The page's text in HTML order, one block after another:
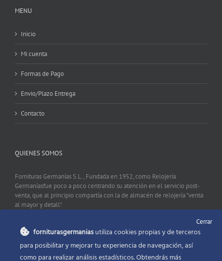
MENU
Inicio
Mi cuenta
Formas de Pago
Envio/Plazo Entrega
Contacto
QUIENES SOMOS
Fornituras Germanías S.L., Fundada en 1952, como Relojería
Germaníasfue poco a poco centrando su atención en el servicio post-
venta, que al principio compartía con la de almacén de relojería "venta
al mayor y detall".
CONTACTO
Cerrar
forniturasgermaniasutiliza cookies propias y de terceros
para posibilitar y mejorar tu experiencia de navegación, así
como para realizar análisis estadísticos. Obtendrás más